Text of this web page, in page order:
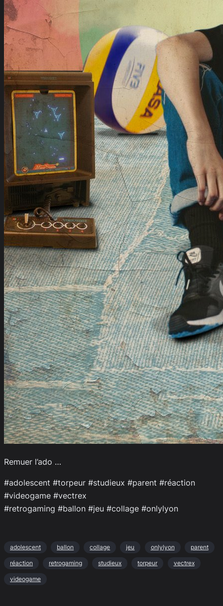
Remuer l’ado …
#adolescent #torpeur #studieux #parent #réaction
#videogame #vectrex
#retrogaming #ballon #jeu #collage #onlylyon
adolescent ballon collage jeu onlylyon parent
réaction retrogaming studieux torpeur vectrex
videogame